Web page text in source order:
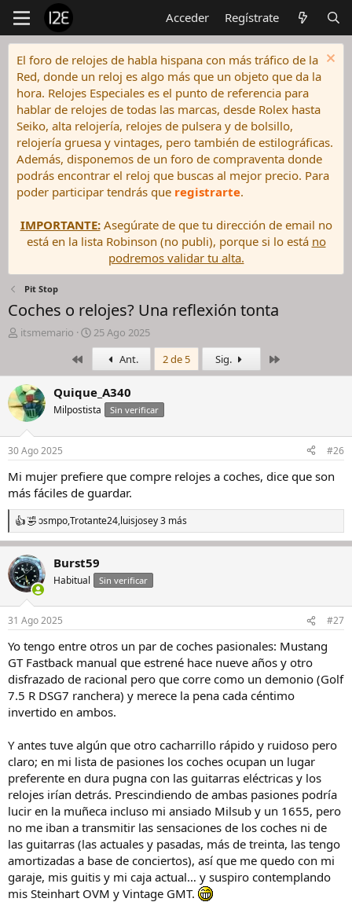
Acceder Regístrate
El foro de relojes de habla hispana con más tráfico de la
Red, donde un reloj es algo más que un objeto que da la
hora. Relojes Especiales es el punto de referencia para
hablar de relojes de todas las marcas, desde Rolex hasta
Seiko, alta relojería, relojes de pulsera y de bolsillo,
relojería gruesa y vintages, pero también de estilográficas.
Además, disponemos de un foro de compraventa donde
podrás encontrar el reloj que buscas al mejor precio. Para
poder participar tendrás que registrarte.
IMPORTANTE:Asegúrate de que tu dirección de email no
está en la lista Robinson (no publi), porque si lo está no
podremos validar tu alta.
Pit Stop
Coches o relojes? Una reflexión tonta
I
c
i
a
d
o
r
d
e
l
h
i
l
o
itsmemario
F
e
h
a
d
e
i
c
o
25 Ago 2025
PrimeroAnt. 2 de 5 Sig.
Quique_A340
Milpostista Sin verificar
30 Ago 2025 #26
Mi mujer prefiere que compre relojes a coches, dice que son
más fáciles de guardar.
R
e
a
c
c
i
e
:
osmpo,Trotante24,luisjosey 3 más
Burst59
Habitual Sin verificar
31 Ago 2025 #27
Yo tengo entre otros un par de coches pasionales: Mustang
GT Fastback manual que estrené hace nueve años y otro
disfrazado de racional pero que corre como un demonio (Golf
7.5 R DSG7 ranchera) y merece la pena cada céntimo
invertido en ambos.
Y antes tuve algún que otro cacharrillo rápido y ruidoso pero
claro; en mi lista de pasiones los coches ocupan un lugar
preferente en dura pugna con las guitarras eléctricas y los
relojes irían detrás. Prescindiendo de ambas pasiones podría
lucir en la muñeca incluso mi ansiado Milsub y un 1655, pero
no me iban a transmitir las sensaciones de los coches ni de
las guitarras (las actuales y pasadas, más de treinta, las tengo
amortizadas a base de conciertos), así que me quedo con mi
garaje, mis guitis y mi caja actual… y suspiro contemplando
mis Steinhart OVM y Vintage GMT.